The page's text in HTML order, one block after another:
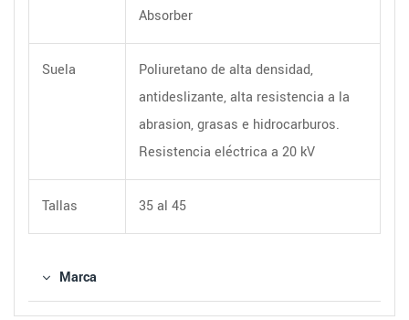
Absorber
Suela
Poliuretano de alta densidad,
antideslizante, alta resistencia a la
abrasion, grasas e hidrocarburos.
Resistencia eléctrica a 20 kV
Tallas 35 al 45
Marca